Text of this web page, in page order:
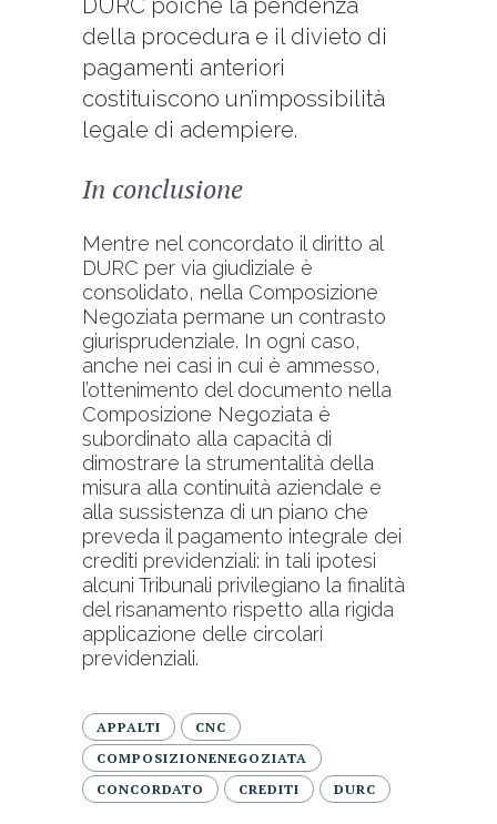
della procedura e il divieto di
pagamenti anteriori
costituiscono un’impossibilità
legale di adempiere.
In conclusione
Mentre nel concordato il diritto al
DURC per via giudiziale è
consolidato, nella Composizione
Negoziata permane un contrasto
giurisprudenziale. In ogni caso,
anche nei casi in cui è ammesso,
l’ottenimento del documento nella
Composizione Negoziata è
subordinato alla capacità di
dimostrare la strumentalità della
misura alla continuità aziendale e
alla sussistenza di un piano che
preveda il pagamento integrale dei
crediti previdenziali: in tali ipotesi
alcuni Tribunali privilegiano la finalità
del risanamento rispetto alla rigida
applicazione delle circolari
previdenziali.
APPALTI
CNC
COMPOSIZIONENEGOZIATA
CONCORDATO
CREDITI DURC